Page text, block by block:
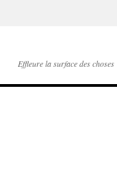
Effleure la surface des choses